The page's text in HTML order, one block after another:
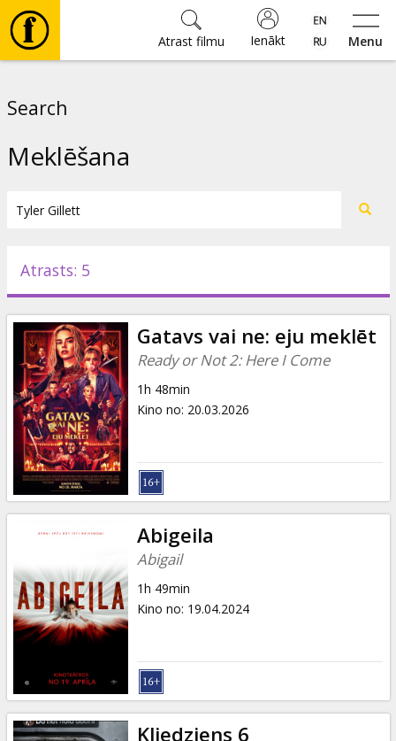
Menu
Ienākt
Atrast filmu
Pasākumi
Ziņas
Dāvanu
kartes
Uzkodas
B2B
Kino
Klubs
Search
Meklēšana
Atrasts: 5
Gatavs vai ne: eju meklēt
Ready or Not 2: Here I Come
1h 48min
Kino no: 20.03.2026
Abigeila
Abigail
1h 49min
Kino no: 19.04.2024
Kliedziens 6